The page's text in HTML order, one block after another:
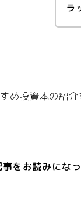
ラ
め投資本の紹介
をお読みにな